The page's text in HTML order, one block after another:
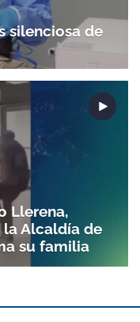
boletín.
ACEPTAR
silenciosa de
Llerena,
la Alcaldía de
su familia